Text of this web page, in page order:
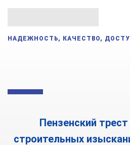
НАДЕЖНОСТЬ, КАЧЕСТВО,
Пензенский
строительных